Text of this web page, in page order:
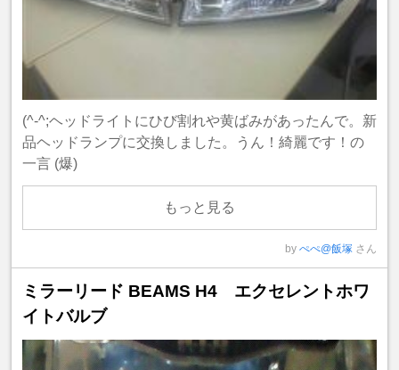
(^-^;ヘッドライトにひび割れや黄ばみがあったんで。新
品ヘッドランプに交換しました。うん！綺麗です！の
一言 (爆)
もっと見る
by ぺぺ@飯塚 さん
ミラーリード BEAMS H4 エクセレントホワ
イトバルブ